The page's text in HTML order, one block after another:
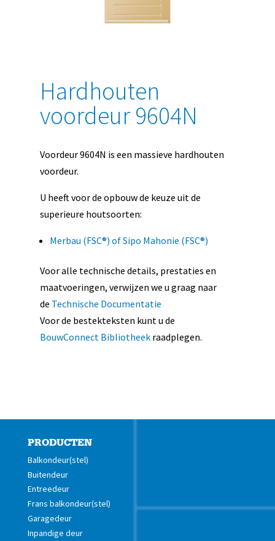
Hardhouten
voordeur 9604N
Voordeur 9604N is een massieve hardhouten
voordeur.
U heeft voor de opbouw de keuze uit de
superieure houtsoorten:
Merbau (FSC®) of Sipo Mahonie (FSC®)
Voor alle technische details, prestaties en
maatvoeringen, verwijzen we u graag naar
de Technische Documentatie
Voor de bestekteksten kunt u de
BouwConnect Bibliotheekraadplegen.
PRODUCTEN
Balkondeur(stel)
Buitendeur
Entreedeur
Frans balkondeur(stel)
Garagedeur
Inpandige deur